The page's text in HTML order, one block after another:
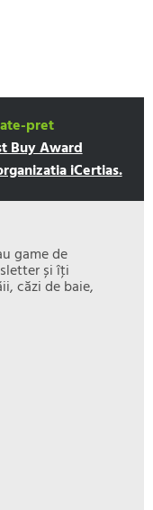
pret
Buy Award
iCertias.
game de
și îţi
căzi de baie,